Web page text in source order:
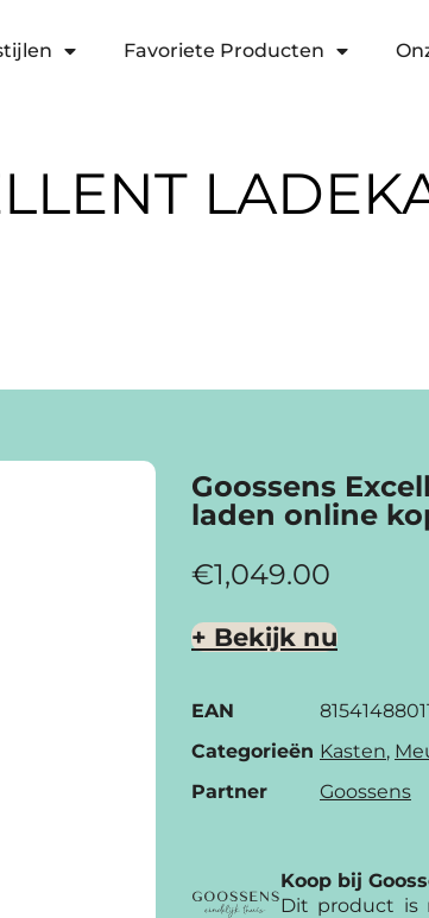
Favoriete Producten
Goossens
laden online
€1,049.00
+ Bekijk nu
EAN
Categorieën Kasten,
Partner
Goossens
Koop bij
Dit product is